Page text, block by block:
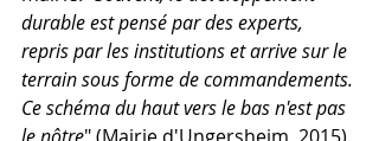
durable est pensé par des experts,
repris par les institutions et arrive sur le
terrain sous forme de commandements.
Ce schéma du haut vers le bas n'est pas